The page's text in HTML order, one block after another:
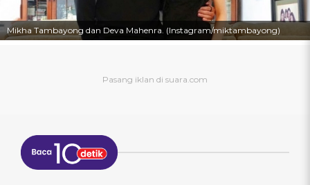
Mikha Tambayong dan Deva Mahenra. (Instagram/miktambayong)